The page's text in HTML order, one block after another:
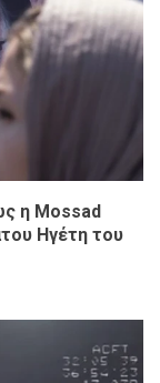
η Mossad
Ηγέτη του